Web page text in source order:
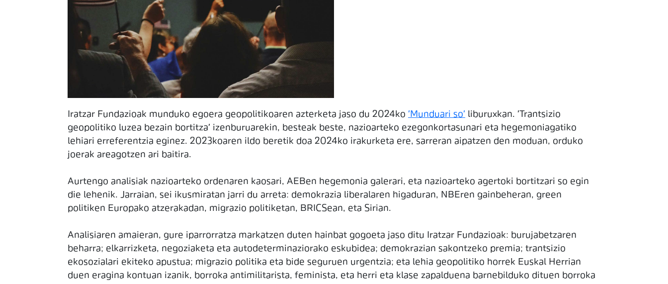
Iratzar Fundazioak munduko egoera geopolitikoaren azterketa jaso du 2024ko 'Munduari so' liburuxkan. 'Trantsizio
geopolitiko luzea bezain bortitza' izenburuarekin, besteak beste, nazioarteko ezegonkortasunari eta hegemoniagatiko
lehiari erreferentzia eginez. 2023koaren ildo beretik doa 2024ko irakurketa ere, sarreran aipatzen den moduan, orduko
joerak areagotzen ari baitira.
Aurtengo analisiak nazioarteko ordenaren kaosari, AEBen hegemonia galerari, eta nazioarteko agertoki bortitzari so egin
die lehenik. Jarraian, sei ikusmiratan jarri du arreta: demokrazia liberalaren higaduran, NBEren gainbeheran, green
politiken Europako atzerakadan, migrazio politiketan, BRICSean, eta Sirian.
Analisiaren amaieran, gure iparrorratza markatzen duten hainbat gogoeta jaso ditu Iratzar Fundazioak: burujabetzaren
beharra; elkarrizketa, negoziaketa eta autodeterminaziorako eskubidea; demokrazian sakontzeko premia; trantsizio
ekosozialari ekiteko apustua; migrazio politika eta bide seguruen urgentzia; eta lehia geopolitiko horrek Euskal Herrian
duen eragina kontuan izanik, borroka antimilitarista, feminista, eta herri eta klase zapalduena barnebilduko dituen borroka